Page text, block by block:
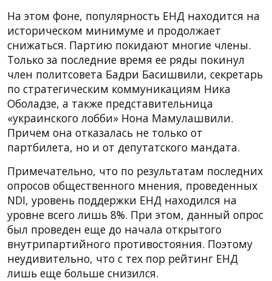
На этом фоне, популярность ЕНД находится на
историческом минимуме и продолжает
снижаться. Партию покидают многие члены.
Только за последние время ее ряды покинул
член политсовета Бадри Басишвили, секретарь
по стратегическим коммуникациям Ника
Оболадзе, а также представительница
«украинского лобби» Нона Мамулашвили.
Причем она отказалась не только от
партбилета, но и от депутатского мандата.
Примечательно, что по результатам последних
опросов общественного мнения, проведенных
NDI, уровень поддержки ЕНД находился на
уровне всего лишь 8%. При этом, данный опрос
был проведен еще до начала открытого
внутрипартийного противостояния. Поэтому
неудивительно, что с тех пор рейтинг ЕНД
лишь еще больше снизился.